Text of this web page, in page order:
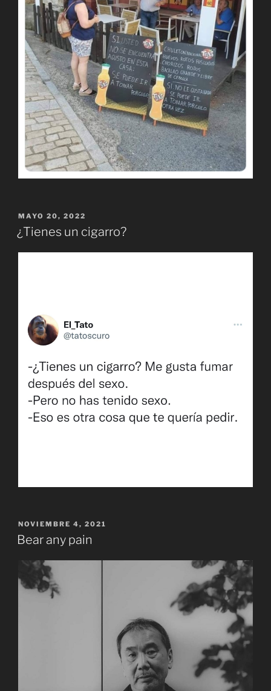
PUBLICADO
EL
MAYO 20, 2022
¿Tienes un cigarro?
PUBLICADO
EL
NOVIEMBRE 4, 2021
Bear any pain